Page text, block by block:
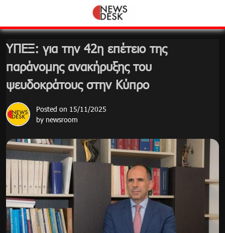
content
ΥΠΕΞ: για την 42η επέτειο της
παράνομης ανακήρυξης του
ψευδοκράτους στην Κύπρο
Posted on 15/11/2025
by newsroom